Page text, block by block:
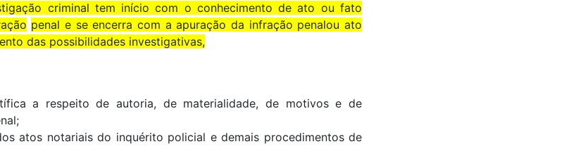
criminal tem início com o conhecimento de ato ou fato
penal e se encerra com a apuração da infração penalou ato
das possibilidades investigativas,
a respeito de autoria, de materialidade, de motivos e de
atos notariais do inquérito policial e demais procedimentos de